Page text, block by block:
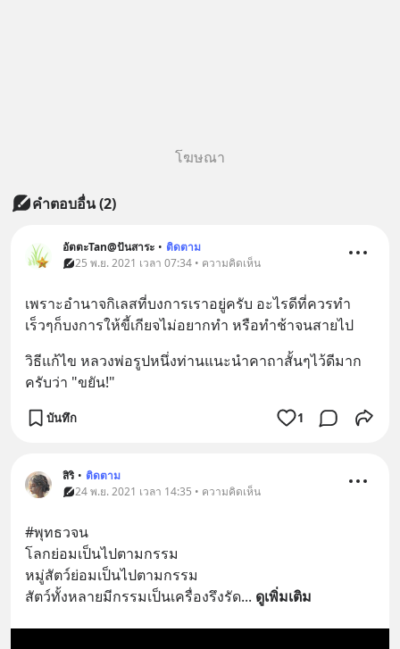
โฆษณา
คำตอบอื่น(2)
อัตตะTan@ปันสาระ • ติดตาม
25 พ.ย. 2021 เวลา 07:34 • ความคิดเห็น
เพราะอำนาจกิเลสที่บงการเราอยู่ครับ อะไรดีที่ควรทำ
เร็วๆก็บงการให้ขี้เกียจไม่อยากทำ หรือทำช้าจนสายไป
วิธีแก้ไข หลวงพ่อรูปหนึ่งท่านแนะนำคาถาสั้นๆไว้ดีมาก
ครับว่า "ขยัน!"
บันทึก 1
สิริ • ติดตาม
24 พ.ย. 2021 เวลา 14:35 • ความคิดเห็น
#พุทธวจน
โลกย่อมเป็นไปตามกรรม
หมู่สัตว์ย่อมเป็นไปตามกรรม
สัตว์ทั้งหลายมีกรรมเป็นเครื่องรึงรัด... ดูเพิ่มเติม